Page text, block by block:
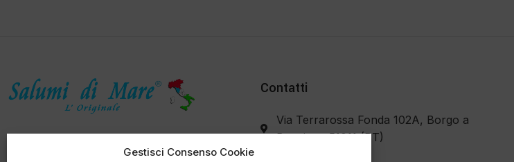
Gestisci Consenso Cookie
ha creato la prima
Contatti
Via Terrarossa Fonda 102A, Borgo a
Buggiano 51011 (PT)